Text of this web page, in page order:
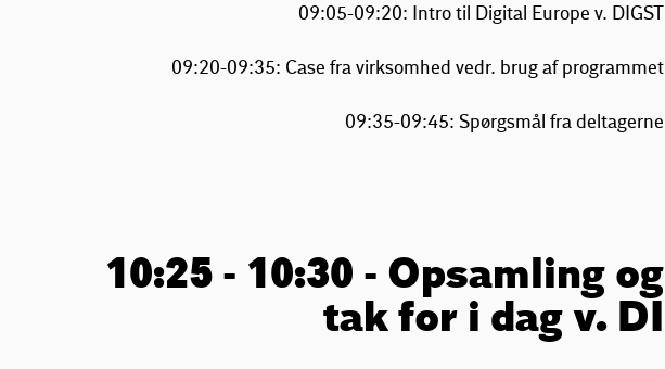
09:05-09:20: Intro til Digital Europe v. DIGST
09:20-09:35: Case fra virksomhed vedr. brug af programmet
09:35-09:45: Spørgsmål fra deltagerne
10:25 - 10:30 - Opsamling og
tak for i dag v. DI